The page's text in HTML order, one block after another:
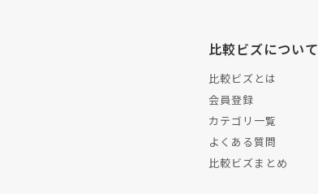
比較ビズについて
比較ビズとは
会員登録
カテゴリ一覧
よくある質問
比較ビズまとめ